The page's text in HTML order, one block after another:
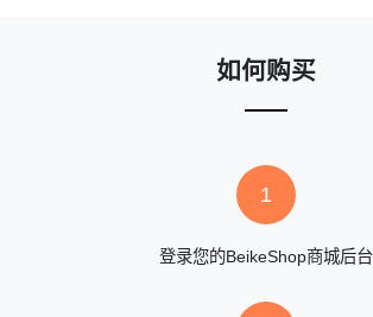
如何购买
1
登录您的BeikeShop商城后台